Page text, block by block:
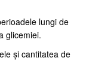
lungi de
glicemiei.
și cantitatea de